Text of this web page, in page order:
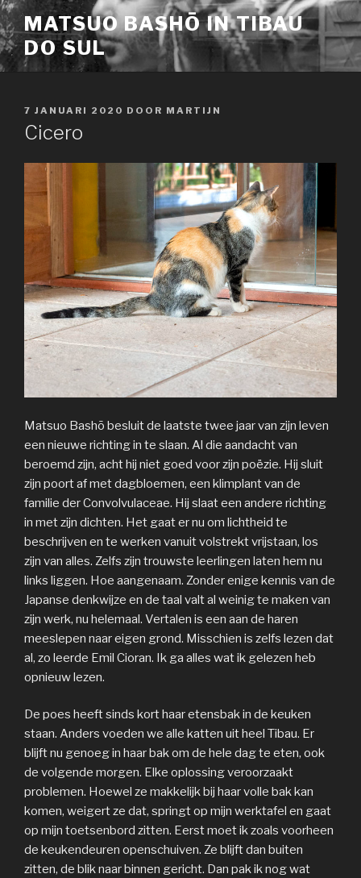
Naar
de
inhoud
springen
MATSUO BASHŌ IN TIBAU
DO SUL
GEPLAATST
OP
7 JANUARI 2020 DOOR MARTIJN
Cicero
Matsuo Bashō besluit de laatste twee jaar van zijn leven
een nieuwe richting in te slaan. Al die aandacht van
beroemd zijn, acht hij niet goed voor zijn poëzie. Hij sluit
zijn poort af met dagbloemen, een klimplant van de
familie der Convolvulaceae. Hij slaat een andere richting
in met zijn dichten. Het gaat er nu om lichtheid te
beschrijven en te werken vanuit volstrekt vrijstaan, los
zijn van alles. Zelfs zijn trouwste leerlingen laten hem nu
links liggen. Hoe aangenaam. Zonder enige kennis van de
Japanse denkwijze en de taal valt al weinig te maken van
zijn werk, nu helemaal. Vertalen is een aan de haren
meeslepen naar eigen grond. Misschien is zelfs lezen dat
al, zo leerde Emil Cioran. Ik ga alles wat ik gelezen heb
opnieuw lezen.
De poes heeft sinds kort haar etensbak in de keuken
staan. Anders voeden we alle katten uit heel Tibau. Er
blijft nu genoeg in haar bak om de hele dag te eten, ook
de volgende morgen. Elke oplossing veroorzaakt
problemen. Hoewel ze makkelijk bij haar volle bak kan
komen, weigert ze dat, springt op mijn werktafel en gaat
op mijn toetsenbord zitten. Eerst moet ik zoals voorheen
de keukendeuren openschuiven. Ze blijft dan buiten
zitten, de blik naar binnen gericht. Dan pak ik nog wat